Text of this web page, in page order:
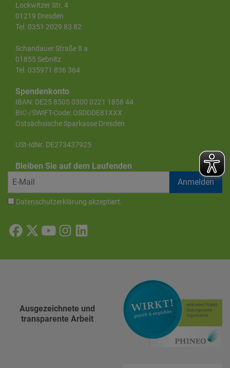
Lockwitzer Str. 4
01219 Dresden
Tel. 0351 2029 83 82
Schandauer Straße 8 a
01855 Sebnitz
Tel. 035971 836 364
Spendenkonto
IBAN: DE25 8505 0300 0221 1858 44
BIC-/SWIFT-Code: OSDDDE81XXX
Ostsächsische Sparkasse Dresden
USt-IdNr. DE273437925
Bleiben Sie auf dem Laufenden
Datenschutzerklärung akzeptiert.
Ausgezeichnete und
transparente Arbeit